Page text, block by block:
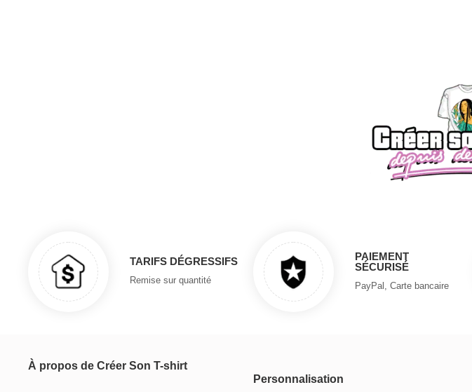
TARIFS DÉGRESSIFS
Remise sur quantité
PAIEMENT
SÉCURISÉ
PayPal, Carte bancaire
À propos de Créer Son T-shirt
Personnalisation